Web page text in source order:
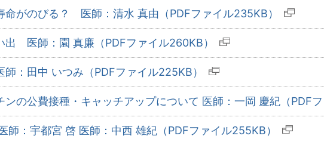
命がのびる？ 医師：清水 真由（PDFファイル235KB）
出 医師：園 真廉（PDFファイル260KB）
：田中 いつみ（PDFファイル225KB）
ンの公費接種・キャッチアップについて 医師：一岡 慶紀（PDF
師：宇都宮 啓 医師：中西 雄紀（PDFファイル255KB）